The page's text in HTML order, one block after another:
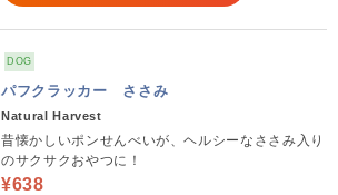
DOG
パフクラッカー ささみ
Natural Harvest
昔懐かしいポンせんべいが、ヘルシーなささみ入り
のサクサクおやつに！
¥638